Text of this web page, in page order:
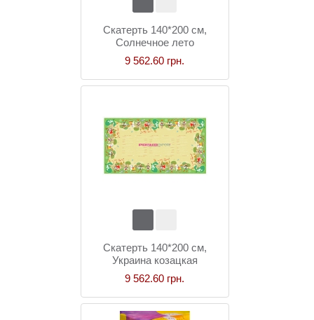
Скатерть 140*200 см,
Солнечное лето
9 562.60 грн.
Скатерть 140*200 см,
Украина козацкая
9 562.60 грн.